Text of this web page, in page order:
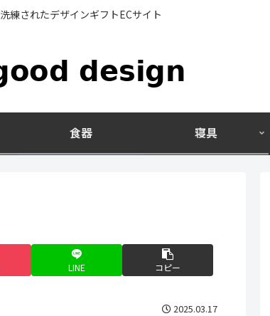
洗練されたデザインギフトECサイト
食器 寝具
LINE コピー
2025.03.17